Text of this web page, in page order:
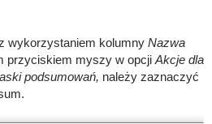
wykorzystaniem kolumny Nazwa
przyciskiem myszy w opcji Akcje dla
podsumowań, należy zaznaczyć